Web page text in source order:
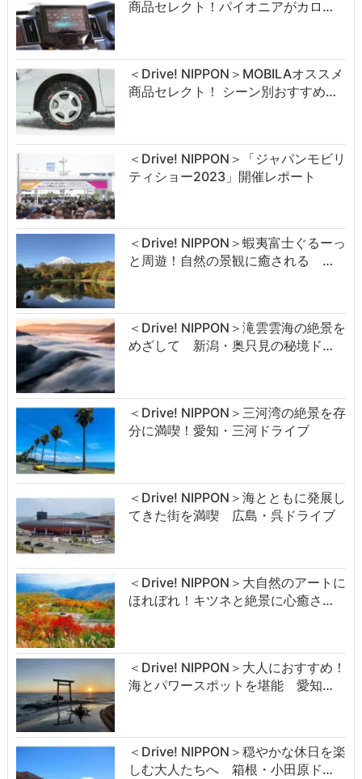
商品セレクト！パイオニアがカロ…
＜Drive! NIPPON＞MOBILAオススメ
商品セレクト！ シーン別おすすめ…
＜Drive! NIPPON＞「ジャパンモビリ
ティショー2023」開催レポート
＜Drive! NIPPON＞蝦夷富士ぐるーっ
と周遊！自然の景観に癒される …
＜Drive! NIPPON＞滝雲雲海の絶景を
めざして 新潟・奥只見の秘境ド…
＜Drive! NIPPON＞三河湾の絶景を存
分に満喫！愛知・三河ドライブ
＜Drive! NIPPON＞海とともに発展し
てきた街を満喫 広島・呉ドライブ
＜Drive! NIPPON＞大自然のアートに
ほれぼれ！キツネと絶景に心癒さ…
＜Drive! NIPPON＞大人におすすめ！
海とパワースポットを堪能 愛知…
＜Drive! NIPPON＞穏やかな休日を楽
しむ大人たちへ 箱根・小田原ド…